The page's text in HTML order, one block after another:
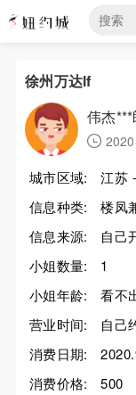
徐州万达lf
伟杰
城市区域:
江苏
信息种类:
楼凤
信息来源:
自己
小姐数量:
1
小姐年龄:
看不
营业时间:
自己
消费日期:
消费价格:
500